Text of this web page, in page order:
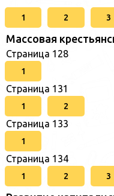
1 2 3
Массовая
Страница 128
1
Страница 131
1 2
Страница 133
1
Страница 134
1 2 3